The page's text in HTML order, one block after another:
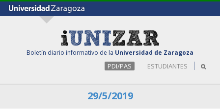
Boletín diario informativo de la Universidad de Zaragoza
PDI/PAS ESTUDIANTES
29/5/2019